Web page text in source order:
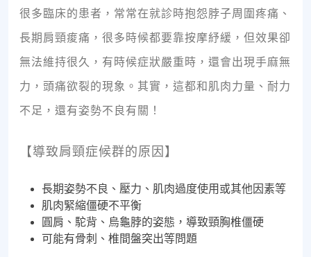
很多臨床的患者，常常在就診時抱怨脖子周圍疼痛、
長期肩頸痠痛，很多時候都要靠按摩紓緩，但效果卻
無法維持很久，有時候症狀嚴重時，還會出現手麻無
力，頭痛欲裂的現象。其實，這都和肌肉力量、耐力
不足，還有姿勢不良有關！
【導致肩頸症候群的原因】
長期姿勢不良、壓力、肌肉過度使用或其他因素等
肌肉緊縮僵硬不平衡
圓肩、駝背、烏龜脖的姿態，導致頸胸椎僵硬
可能有骨刺、椎間盤突出等問題